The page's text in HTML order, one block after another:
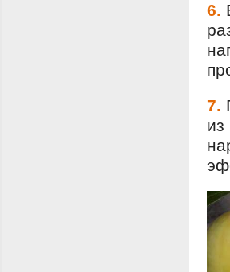
6.
7.
из